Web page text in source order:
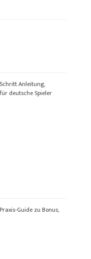
Anleitung,
deutsche Spieler
zu Bonus,